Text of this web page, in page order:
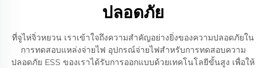
ปลอดภัย
ที่จูไห่จิ่วหยวน เราเข้าใจถึงความสำคัญอย่างยิ่งของความปลอดภัยใน
การทดสอบแหล่งจ่ายไฟ อุปกรณ์จ่ายไฟสำหรับการทดสอบความ
ปลอดภัย ESS ของเราได้รับการออกแบบด้วยเทคโนโลยีขั้นสูง เพื่อให้